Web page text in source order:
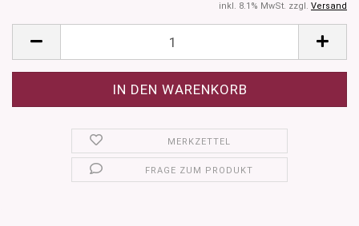
inkl. 8.1% MwSt. zzgl. Versand
MERKZETTEL
FRAGE ZUM PRODUKT